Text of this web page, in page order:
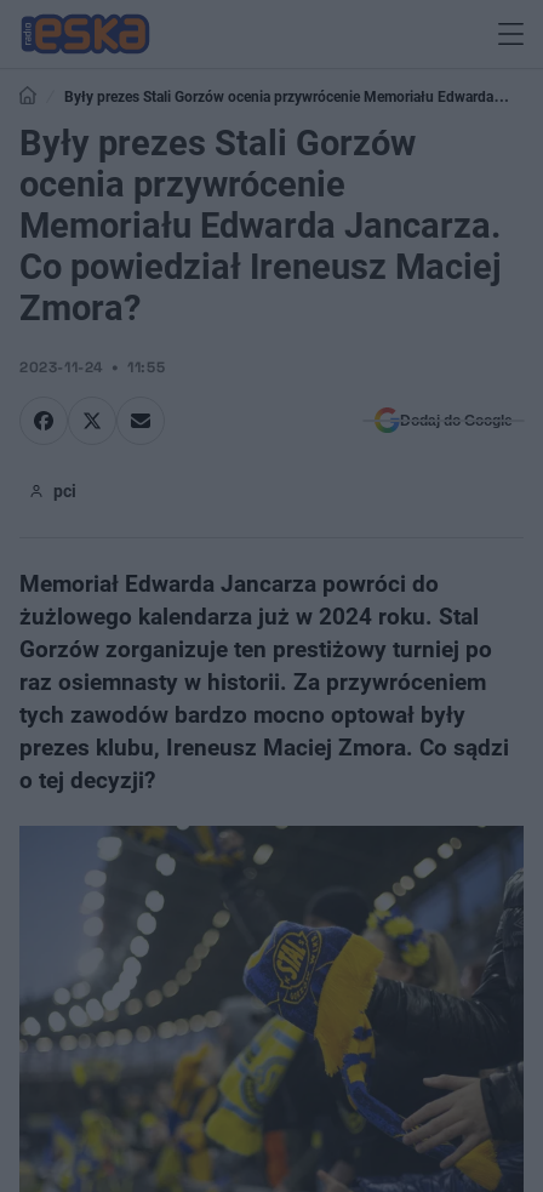
Były prezes Stali Gorzów ocenia przywrócenie Memoriału Edwarda
Jancarza. Co powiedział Ireneusz Maciej Zmora?
Były prezes Stali Gorzów
ocenia przywrócenie
Memoriału Edwarda Jancarza.
Co powiedział Ireneusz Maciej
Zmora?
2023-11-24 11:55
Dodaj do Google
pci
Memoriał Edwarda Jancarza powróci do
żużlowego kalendarza już w 2024 roku. Stal
Gorzów zorganizuje ten prestiżowy turniej po
raz osiemnasty w historii. Za przywróceniem
tych zawodów bardzo mocno optował były
prezes klubu, Ireneusz Maciej Zmora. Co sądzi
o tej decyzji?